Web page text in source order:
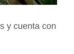
y cuenta con